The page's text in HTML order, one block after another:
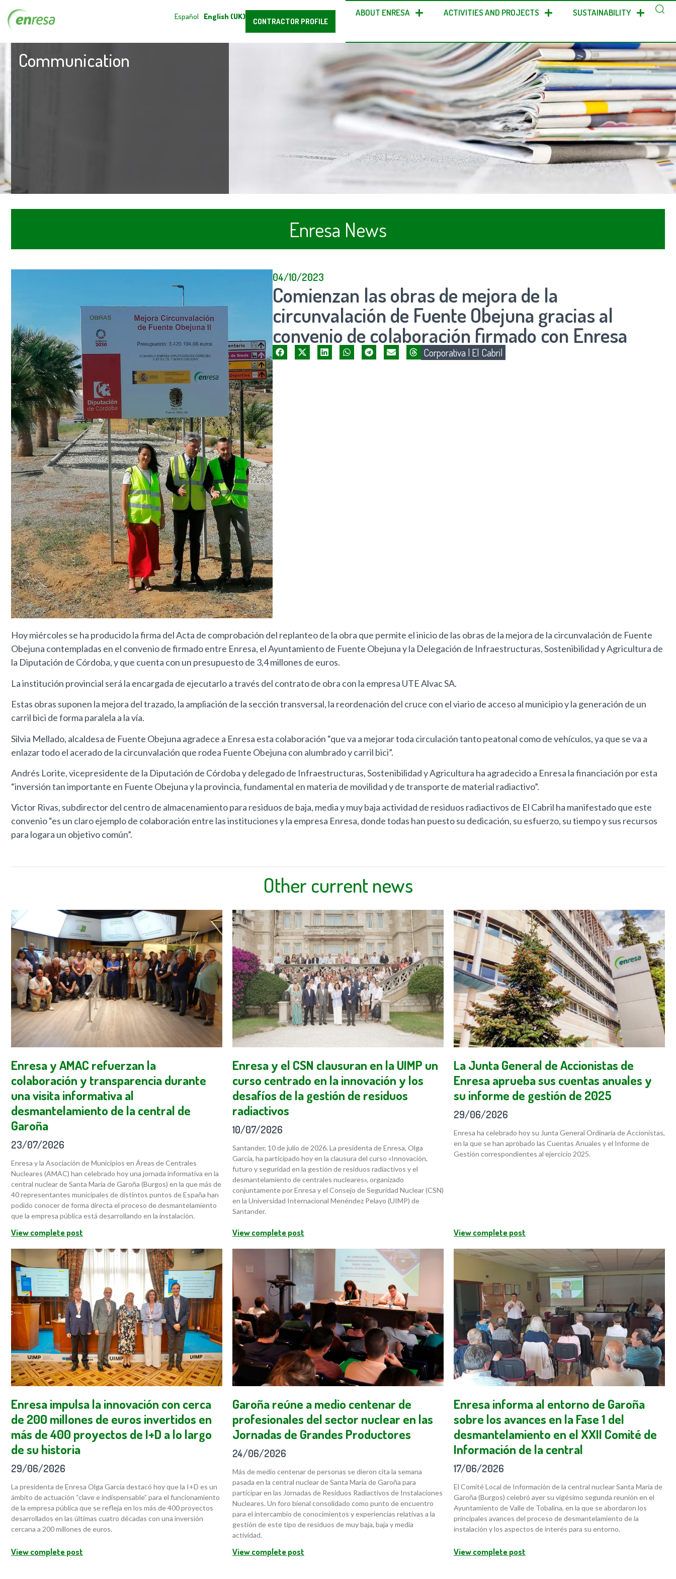
CONTRACTOR PROFILE
Español English (UK) ABOUT ENRESA ACTIVITIES AND PROJECTS SUSTAINABILITY
Communication
Enresa News
04/10/2023
Comienzan las obras de mejora de la
circunvalación de Fuente Obejuna gracias al
convenio de colaboración firmado con Enresa
Corporativa | El Cabril
Hoy miércoles se ha producido la firma del Acta de comprobación del replanteo de la obra que permite el inicio de las obras de la mejora de la circunvalación de Fuente
Obejuna contempladas en el convenio de firmado entre Enresa, el Ayuntamiento de Fuente Obejuna y la Delegación de Infraestructuras, Sostenibilidad y Agricultura de
la Diputación de Córdoba, y que cuenta con un presupuesto de 3,4 millones de euros.
La institución provincial será la encargada de ejecutarlo a través del contrato de obra con la empresa UTE Alvac SA.
Estas obras suponen la mejora del trazado, la ampliación de la sección transversal, la reordenación del cruce con el viario de acceso al municipio y la generación de un
carril bici de forma paralela a la vía.
Silvia Mellado, alcaldesa de Fuente Obejuna agradece a Enresa esta colaboración “que va a mejorar toda circulación tanto peatonal como de vehículos, ya que se va a
enlazar todo el acerado de la circunvalación que rodea Fuente Obejuna con alumbrado y carril bici”.
Andrés Lorite, vicepresidente de la Diputación de Córdoba y delegado de Infraestructuras, Sostenibilidad y Agricultura ha agradecido a Enresa la financiación por esta
“inversión tan importante en Fuente Obejuna y la provincia, fundamental en materia de movilidad y de transporte de material radiactivo”.
Victor Rivas, subdirector del centro de almacenamiento para residuos de baja, media y muy baja actividad de residuos radiactivos de El Cabril ha manifestado que este
convenio “es un claro ejemplo de colaboración entre las instituciones y la empresa Enresa, donde todas han puesto su dedicación, su esfuerzo, su tiempo y sus recursos
para logara un objetivo común”.
Other current news
Enresa y AMAC refuerzan la
colaboración y transparencia durante
una visita informativa al
desmantelamiento de la central de
Garoña
23/07/2026
Enresa y la Asociación de Municipios en Áreas de Centrales
Nucleares (AMAC) han celebrado hoy una jornada informativa en la
central nuclear de Santa María de Garoña (Burgos) en la que más de
40 representantes municipales de distintos puntos de España han
podido conocer de forma directa el proceso de desmantelamiento
que la empresa pública está desarrollando en la instalación.
View complete post
Enresa y el CSN clausuran en la UIMP un
curso centrado en la innovación y los
desafíos de la gestión de residuos
radiactivos
10/07/2026
Santander, 10 de julio de 2026. La presidenta de Enresa, Olga
García, ha participado hoy en la clausura del curso «Innovación,
futuro y seguridad en la gestión de residuos radiactivos y el
desmantelamiento de centrales nucleares», organizado
conjuntamente por Enresa y el Consejo de Seguridad Nuclear (CSN)
en la Universidad Internacional Menéndez Pelayo (UIMP) de
Santander.
View complete post
La Junta General de Accionistas de
Enresa aprueba sus cuentas anuales y
su informe de gestión de 2025
29/06/2026
Enresa ha celebrado hoy su Junta General Ordinaria de Accionistas,
en la que se han aprobado las Cuentas Anuales y el Informe de
Gestión correspondientes al ejercicio 2025.
View complete post
Enresa impulsa la innovación con cerca
de 200 millones de euros invertidos en
más de 400 proyectos de I+D a lo largo
de su historia
29/06/2026
La presidenta de Enresa Olga García destacó hoy que la I+D es un
ámbito de actuación “clave e indispensable” para el funcionamiento
de la empresa pública que se refleja en los más de 400 proyectos
desarrollados en las últimas cuatro décadas con una inversión
cercana a 200 millones de euros.
View complete post
Garoña reúne a medio centenar de
profesionales del sector nuclear en las
Jornadas de Grandes Productores
24/06/2026
Más de medio centenar de personas se dieron cita la semana
pasada en la central nuclear de Santa María de Garoña para
participar en las Jornadas de Residuos Radiactivos de Instalaciones
Nucleares. Un foro bienal consolidado como punto de encuentro
para el intercambio de conocimientos y experiencias relativas a la
gestión de este tipo de residuos de muy baja, baja y media
actividad.
View complete post
Enresa informa al entorno de Garoña
sobre los avances en la Fase 1 del
desmantelamiento en el XXII Comité de
Información de la central
17/06/2026
El Comité Local de Información de la central nuclear Santa María de
Garoña (Burgos) celebró ayer su vigésimo segunda reunión en el
Ayuntamiento de Valle de Tobalina, en la que se abordaron los
principales avances del proceso de desmantelamiento de la
instalación y los aspectos de interés para su entorno.
View complete post